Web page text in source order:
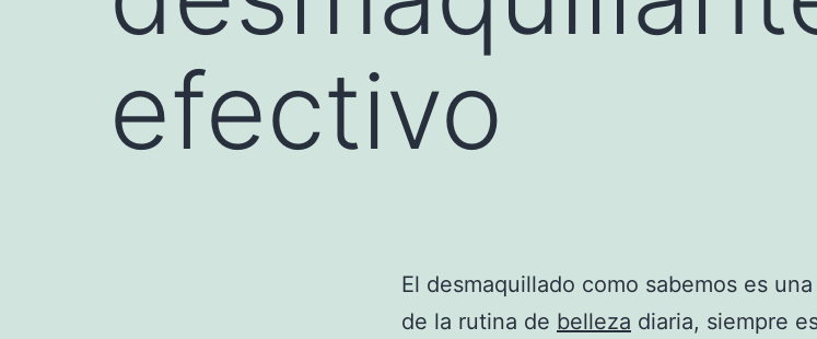
efectivo
El desmaquillado como sabemos es
de la rutina de belleza diaria, siempre